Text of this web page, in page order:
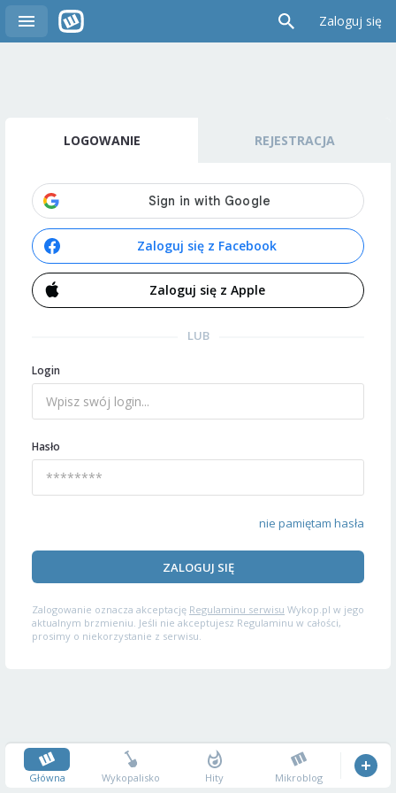
Zaloguj się
LOGOWANIE REJESTRACJA
Zaloguj się z Facebook
Zaloguj się z Apple
LUB
Login
Hasło
nie pamiętam hasła
ZALOGUJ SIĘ
Zalogowanie oznacza akceptację Regulaminu serwisu Wykop.pl w jego
aktualnym brzmieniu. Jeśli nie akceptujesz Regulaminu w całości,
prosimy o niekorzystanie z serwisu.
Główna Wykopalisko Hity Mikroblog